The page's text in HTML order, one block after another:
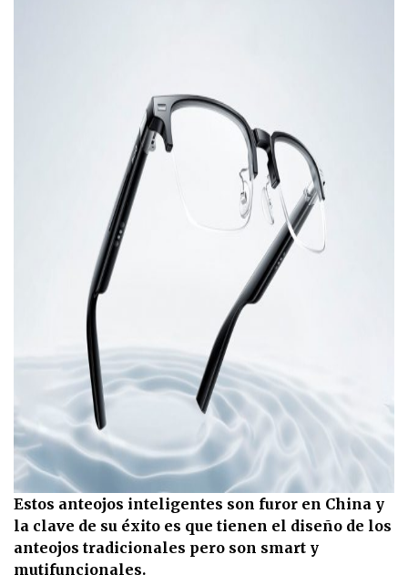
Estos anteojos inteligentes son furor en China y
la clave de su éxito es que tienen el diseño de los
anteojos tradicionales pero son smart y
mutifuncionales.